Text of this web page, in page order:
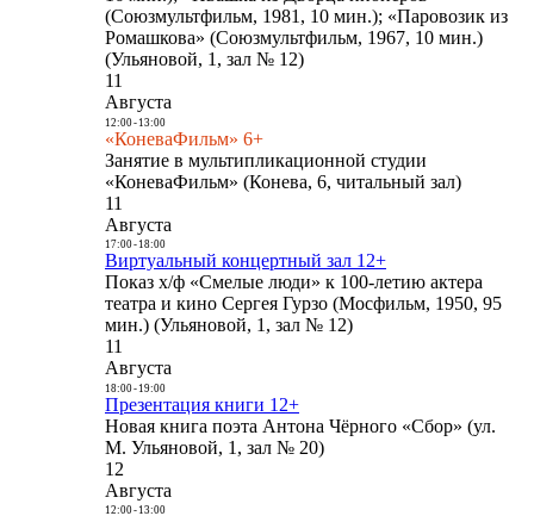
(Союзмультфильм, 1981, 10 мин.); «Паровозик из
Ромашкова» (Союзмультфильм, 1967, 10 мин.)
(Ульяновой, 1, зал № 12)
11
Августа
12:00- 13:00
«КоневаФильм» 6+
Занятие в мультипликационной студии
«КоневаФильм» (Конева, 6, читальный зал)
11
Августа
17:00- 18:00
Виртуальный концертный зал 12+
Показ х/ф «Смелые люди» к 100-летию актера
театра и кино Сергея Гурзо (Мосфильм, 1950, 95
мин.) (Ульяновой, 1, зал № 12)
11
Августа
18:00- 19:00
Презентация книги 12+
Новая книга поэта Антона Чёрного «Сбор» (ул.
М. Ульяновой, 1, зал № 20)
12
Августа
12:00- 13:00